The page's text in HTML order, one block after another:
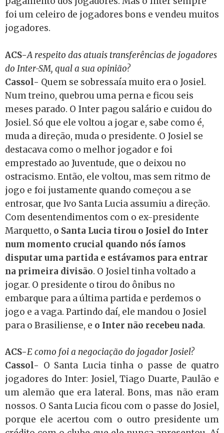
foi um celeiro de jogadores bons e vendeu muitos
jogadores.
ACS-A respeito das atuais transferências de jogadores
do Inter-SM, qual a sua opinião?
Cassol- Quem se sobressaía muito era o Josiel.
Num treino, quebrou uma perna e ficou seis
meses parado. O Inter pagou salário e cuidou do
Josiel. Só que ele voltou a jogar e, sabe como é,
muda a direção, muda o presidente. O Josiel se
destacava como o melhor jogador e foi
emprestado ao Juventude, que o deixou no
ostracismo. Então, ele voltou, mas sem ritmo de
jogo e foi justamente quando começou a se
entrosar, que Ivo Santa Lucia assumiu a direção.
Com desentendimentos com o ex-presidente
Marquetto, o Santa Lucia tirou o Josiel do Inter
num momento crucial quando nós íamos
disputar uma partida e estávamos para entrar
na primeira divisão. O Josiel tinha voltado a
jogar. O presidente o tirou do ônibus no
embarque para a última partida e perdemos o
jogo e a vaga. Partindo daí, ele mandou o Josiel
para o Brasiliense, e o Inter não recebeu nada.
ACS-E como foi a negociação do jogador Josiel?
Cassol- O Santa Lucia tinha o passe de quatro
jogadores do Inter: Josiel, Tiago Duarte, Paulão e
um alemão que era lateral. Bons, mas não eram
nossos. O Santa Lucia ficou com o passe do Josiel,
porque ele acertou com o outro presidente um